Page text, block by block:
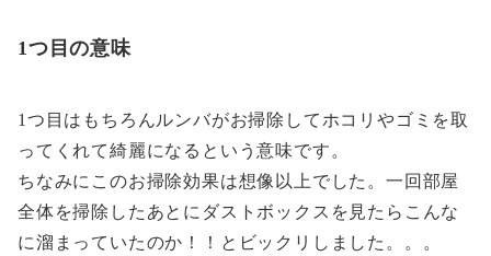
1つ目の意味
1つ目はもちろんルンバがお掃除してホコリやゴミを取
ってくれて綺麗になるという意味です。
ちなみにこのお掃除効果は想像以上でした。一回部屋
全体を掃除したあとにダストボックスを見たらこんな
に溜まっていたのか！！とビックリしました。。。